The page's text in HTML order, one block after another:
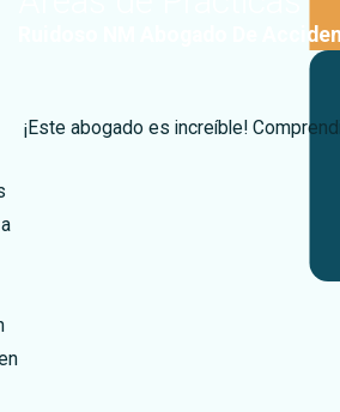
Ruidoso NM Abogado De
¡Este abogado es increíble!